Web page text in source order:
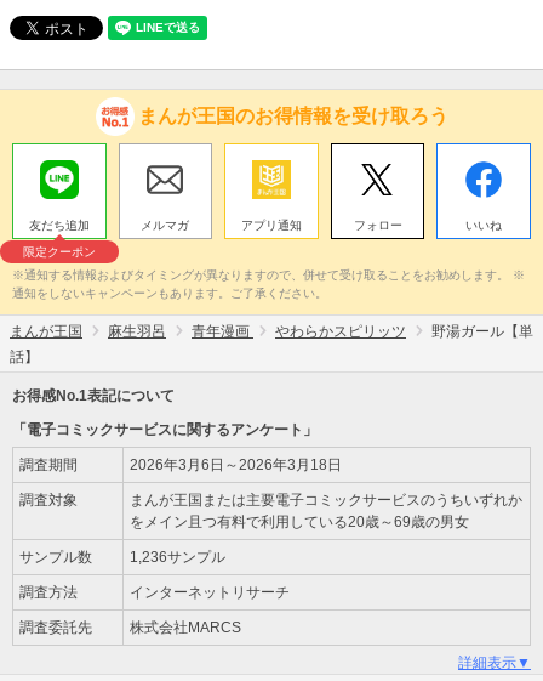
まんが王国のお得情報を受け取ろう
友だち追加
限定クーポン
メルマガ アプリ通知 フォロー いいね
※通知する情報およびタイミングが異なりますので、併せて受け取ることをお勧めします。 ※
通知をしないキャンペーンもあります。ご了承ください。
まんが王国 麻生羽呂 青年漫画 やわらかスピリッツ
野湯ガール【単
話】
お得感No.1表記について
「電子コミックサービスに関するアンケート」
調査期間 2026年3月6日～2026年3月18日
調査対象
まんが王国または主要電子コミックサービスのうちいずれか
をメイン且つ有料で利用している20歳～69歳の男女
サンプル数 1,236サンプル
調査方法 インターネットリサーチ
調査委託先 株式会社MARCS
詳細表示▼